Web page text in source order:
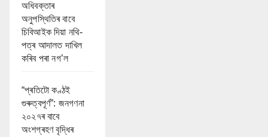
অধিবক্তাৰ
অনুপস্থিতিৰ বাবে
চিবিআইক দিয়া নথি-
পত্ৰ আদালত দাখিল
কৰিব পৰা নগ’ল
“প্ৰতিটো কণ্ঠই
গুৰুত্বপূৰ্ণ”: জনগণনা
২০২৭ৰ বাবে
অংশগ্ৰহণ বৃদ্ধিৰ